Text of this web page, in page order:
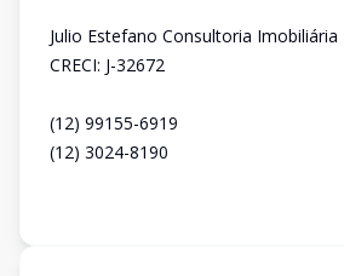
Julio Estefano Consultoria Imobiliária
CRECI: J-32672
(12) 99155-6919
(12) 3024-8190